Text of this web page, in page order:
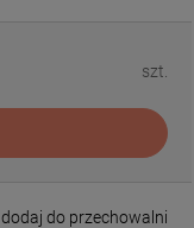
szt.
dodaj do przechowalni